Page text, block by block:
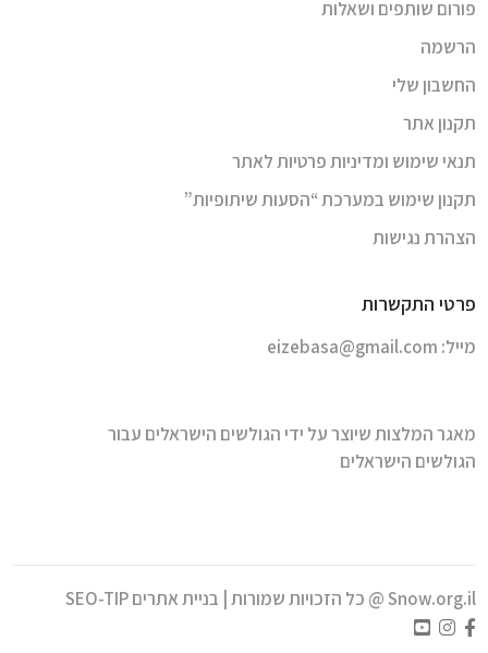
פורום שותפים ושאלות
הרשמה
החשבון שלי
תקנון אתר
תנאי שימוש ומדיניות פרטיות לאתר
תקנון שימוש במערכת “הסעות שיתופיות”
הצהרת נגישות
פרטי התקשרות
מייל: eizebasa@gmail.com
מאגר המלצות שיוצר על ידי הגולשים הישראלים עבור
הגולשים הישראלים
Snow.org.il @ כל הזכויות שמורות | בניית אתרים SEO-TIP